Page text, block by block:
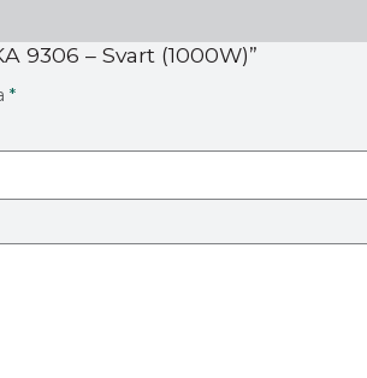
9306 – Svart (1000W)”
*